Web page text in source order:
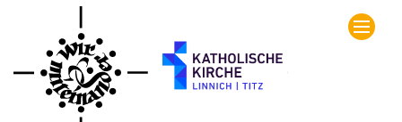
Zum Inhalt springen